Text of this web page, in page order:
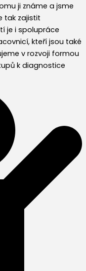
ji známe a jsme
tak zajistit
je i spolupráce
kteří jsou také
v rozvoji formou
k diagnostice